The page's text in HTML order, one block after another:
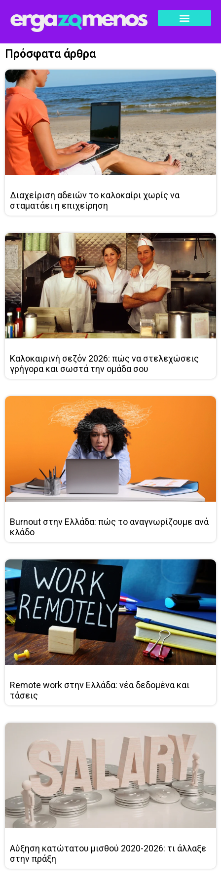
Πρόσφατα άρθρα
Διαχείριση αδειών το καλοκαίρι χωρίς να
σταματάει η επιχείρηση
Καλοκαιρινή σεζόν 2026: πώς να στελεχώσεις
γρήγορα και σωστά την ομάδα σου
Burnout στην Ελλάδα: πώς το αναγνωρίζουμε ανά
κλάδο
Remote work στην Ελλάδα: νέα δεδομένα και
τάσεις
Αύξηση κατώτατου μισθού 2020-2026: τι άλλαξε
στην πράξη